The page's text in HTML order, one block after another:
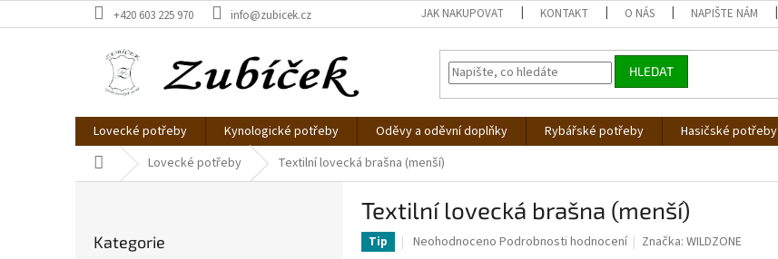
na
+420 603 225 970 info@zubicek.cz JAK NAKUPOVAT KONTAKT O NÁS NAPIŠTE NÁM
HLEDAT
Lovecké potřeby Kynologické potřeby Oděvy a oděvní doplňky Rybářské potřeby Hasičské potřeby
Domů Lovecké potřeby Textilní lovecká brašna (menší)
kategorie
Kategorie
Textilní lovecká brašna (menší)
Tip
Průměrné
Neohodnoceno Podrobnosti hodnocení Značka:WILDZONE